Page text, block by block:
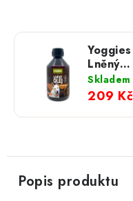
Yoggies
Lněný
olej pro
psy a
kočky;
500 ml
Skladem
209 Kč
Popis produktu